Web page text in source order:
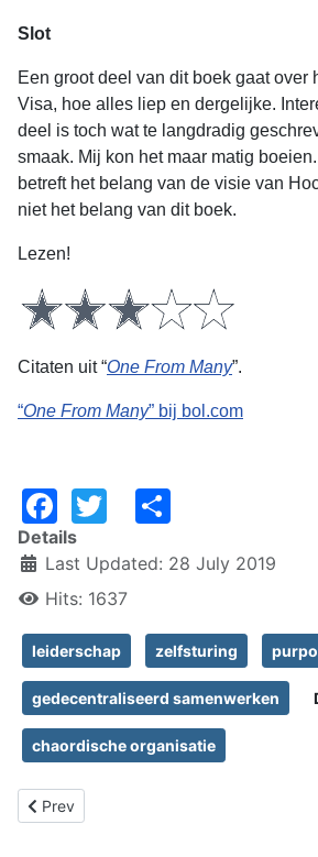
Slot
Een groot deel van dit boek gaat over
Visa, hoe alles liep en dergelijke.
deel is toch wat te langdradig
smaak. Mij kon het maar matig
betreft het belang van de visie van
niet het belang van dit boek.
Lezen!
Citaten uit “One From Many”.
“One From Many” bij bol.com
Facebook
Twitter
Details
Last Updated: 28 July 2019
Hits: 1637
leiderschap zelfsturing
gedecentraliseerd samenwerken
chaordische organisatie
Previous article: Doet de staf nog
Prev